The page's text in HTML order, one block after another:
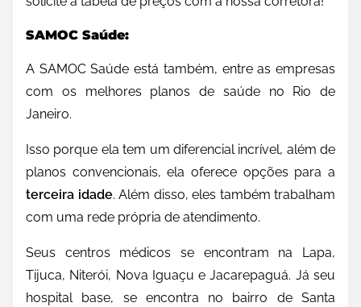
SAMOC Saúde:
A SAMOC Saúde está também, entre as empresas
com os melhores planos de saúde no Rio de
Janeiro.
Isso porque ela tem um diferencial incrível, além de
planos convencionais, ela oferece opções para a
terceira idade. Além disso, eles também trabalham
com uma rede própria de atendimento.
Seus centros médicos se encontram na Lapa,
Tijuca, Niterói, Nova Iguaçu e Jacarepaguá. Já seu
hospital base, se encontra no bairro de Santa